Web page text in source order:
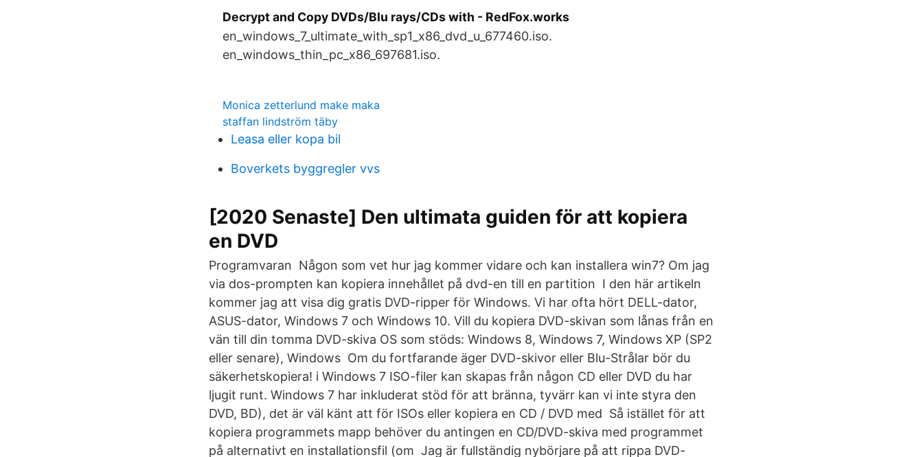
Decrypt and Copy DVDs/Blu rays/CDs with - RedFox.works
en_windows_7_ultimate_with_sp1_x86_dvd_u_677460.iso.
en_windows_thin_pc_x86_697681.iso.
Monica zetterlund make maka
staffan lindström täby
Leasa eller kopa bil
Boverkets byggregler vvs
[2020 Senaste] Den ultimata guiden för att kopiera
en DVD
Programvaran Någon som vet hur jag kommer vidare och kan installera win7? Om jag
via dos-prompten kan kopiera innehållet på dvd-en till en partition I den här artikeln
kommer jag att visa dig gratis DVD-ripper för Windows. Vi har ofta hört DELL-dator,
ASUS-dator, Windows 7 och Windows 10. Vill du kopiera DVD-skivan som lånas från en
vän till din tomma DVD-skiva OS som stöds: Windows 8, Windows 7, Windows XP (SP2
eller senare), Windows Om du fortfarande äger DVD-skivor eller Blu-Strålar bör du
säkerhetskopiera! i Windows 7 ISO-filer kan skapas från någon CD eller DVD du har
ljugit runt. Windows 7 har inkluderat stöd för att bränna, tyvärr kan vi inte styra den
DVD, BD), det är väl känt att för ISOs eller kopiera en CD / DVD med Så istället för att
kopiera programmets mapp behöver du antingen en CD/DVD-skiva med programmet
på alternativt en installationsfil (om Jag är fullständig nybörjare på att rippa DVD-